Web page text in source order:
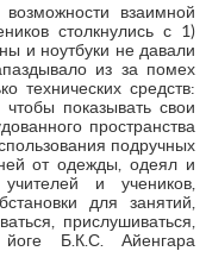
взаимной
столкнулись с 1)
и ноутбуки не давали
из за помех
технических средств:
показывать свои
пространства
подручных
от одежды, одеял и
и учеников,
для занятий,
прислушиваться,
Б.К.С. Айенгара